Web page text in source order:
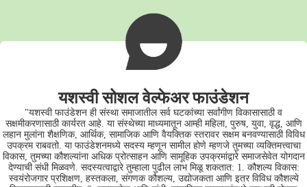
यशस्वी सोशल वेल्फेअर फाउंडेशन
"यशस्वी फाउंडेशन ही संस्था समाजातील सर्व घटकांच्या सर्वांगीण विकासासाठी व
सक्षमीकरणासाठी कार्यरत आहे. या संस्थेच्या माध्यमातून आम्ही महिला, पुरुष, युवा, वृद्ध, आणि
लहान मुलांना शैक्षणिक, आर्थिक, सामाजिक आणि वैयक्तिक स्तरावर सक्षम बनवण्यासाठी विविध
उपक्रम राबवतो. या फाउंडेशनमध्ये सदस्य म्हणून सामील होणे म्हणजे तुमच्या व्यक्तिमत्त्वाचा
विकास, तुमच्या कौशल्यांना अधिक प्रोत्साहन आणि सामूहिक उपक्रमांद्वारे समाजसेवेत योगदान
देण्याची संधी मिळवणे. सदस्यत्वाद्वारे तुम्हाला पुढील लाभ मिळू शकतात: 1. कौशल्य विकास:
स्वयंरोजगार प्रशिक्षण, हस्तकला, संगणक कौशल्य, उद्योजकता आणि इतर विविध कौशल्ये